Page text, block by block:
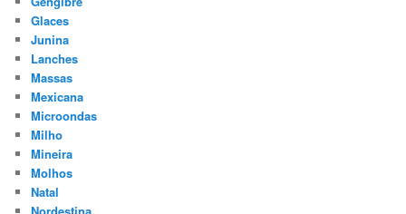
Glaces
Junina
Lanches
Massas
Mexicana
Microondas
Milho
Mineira
Molhos
Natal